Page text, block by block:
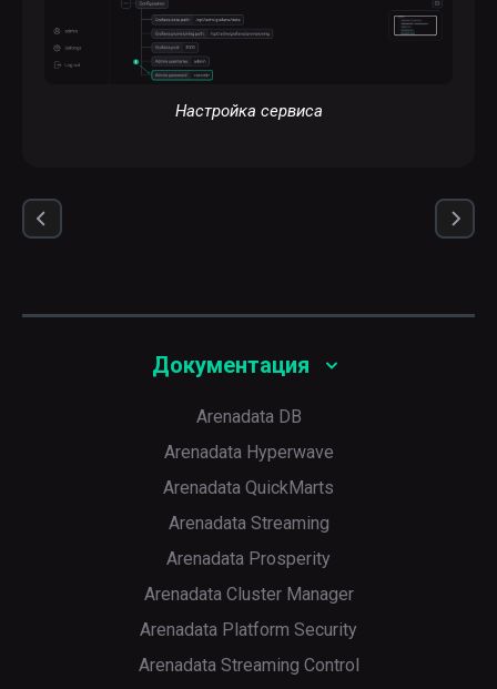
Настройка сервиса
Документация
Arenadata DB
Arenadata Hyperwave
Arenadata QuickMarts
Arenadata Streaming
Arenadata Prosperity
Arenadata Cluster Manager
Arenadata Platform Security
Arenadata Streaming Control